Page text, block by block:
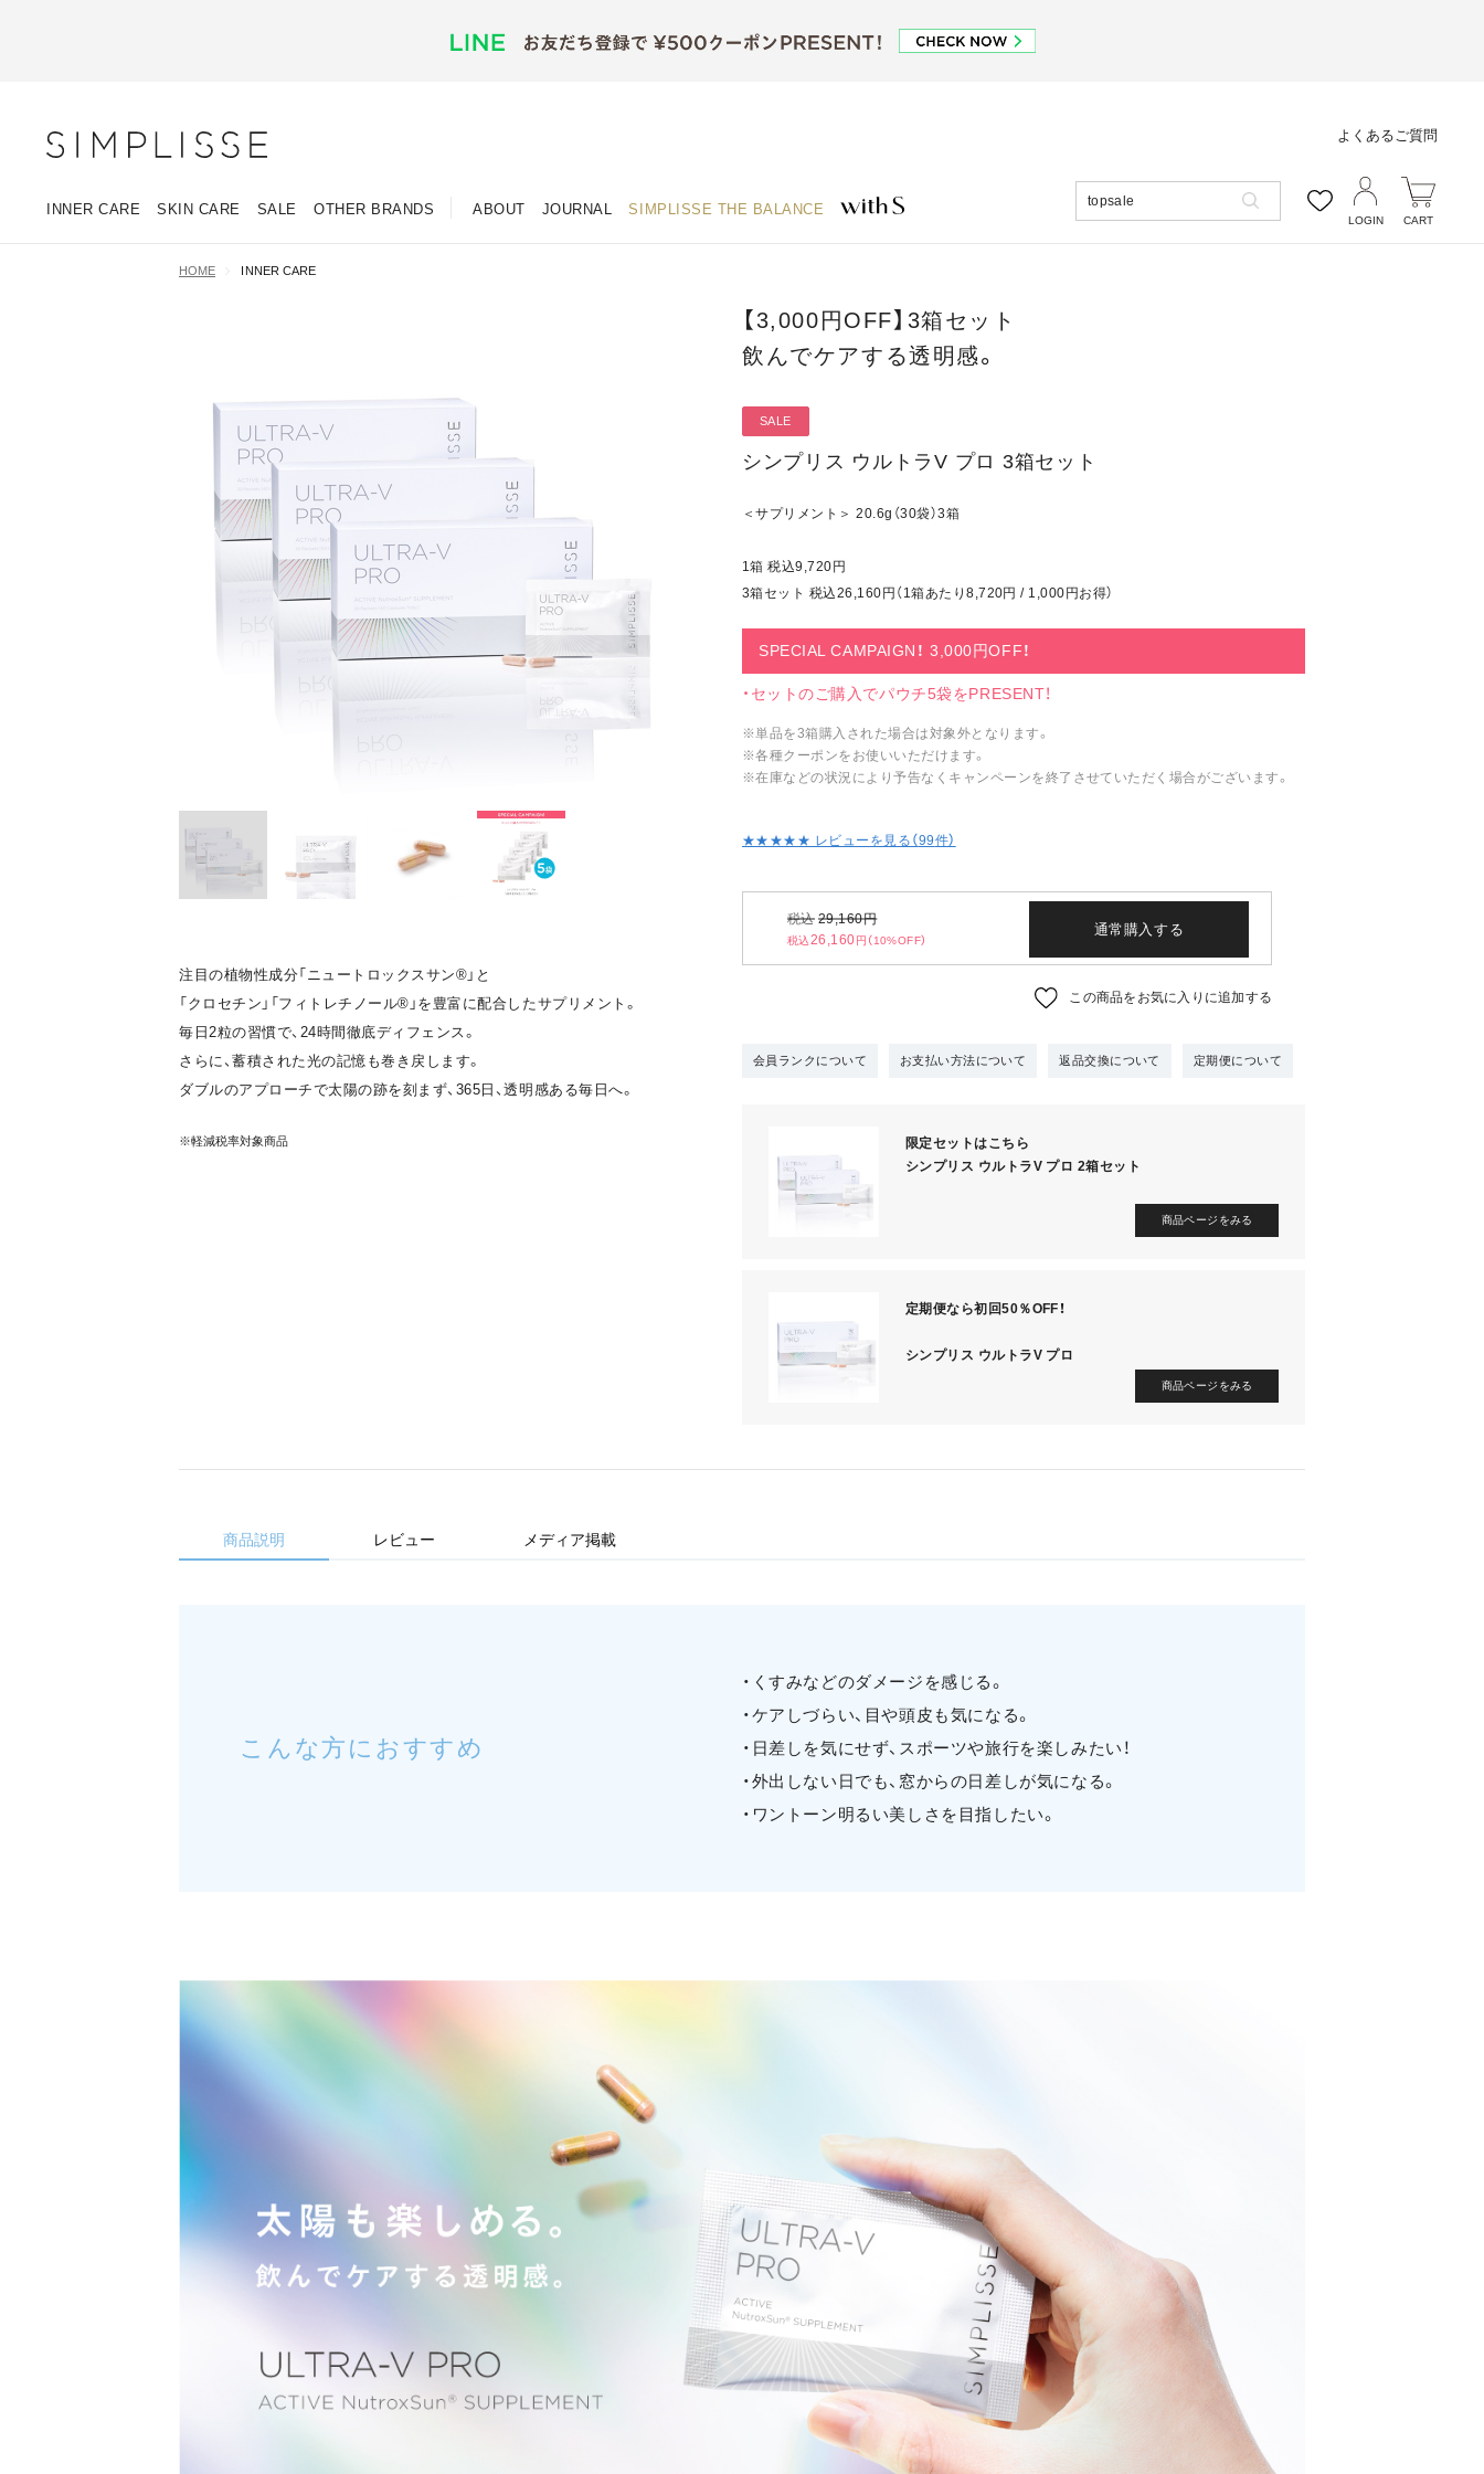
INNER CARE SKIN CARE SALE OTHER BRANDS ABOUT JOURNAL SIMPLISSE THE BALANCE
よくあるご質問
LOGIN CART
HOME INNER CARE
注目の植物性成分「ニュートロックスサン®」と
「クロセチン」「フィトレチノール®」を豊富に配合したサプリメント。
毎日2粒の習慣で、24時間徹底ディフェンス。
さらに、蓄積された光の記憶も巻き戻します。
ダブルのアプローチで太陽の跡を刻まず、365日、透明感ある毎日へ。
※軽減税率対象商品
【3,000円OFF】3箱セット
飲んでケアする透明感。
SALE
シンプリス ウルトラV プロ 3箱セット
＜サプリメント＞ 20.6g（30袋）3箱
1箱 税込9,720円
3箱セット 税込26,160円（1箱あたり8,720円 / 1,000円お得）
SPECIAL CAMPAIGN！ 3,000円OFF！
・セットのご購入でパウチ5袋をPRESENT！
※単品を3箱購入された場合は対象外となります。
※各種クーポンをお使いいただけます。
※在庫などの状況により予告なくキャンペーンを終了させていただく場合がございます。
★★★★★ レビューを見る（99件）
税込 29,160円
税込26,160円（10%OFF）
通常購入する
この商品をお気に入りに追加する
会員ランクについて お支払い方法について 返品交換について 定期便について
限定セットはこちら
シンプリス ウルトラV プロ 2箱セット
商品ページをみる
定期便なら初回50％OFF！
シンプリス ウルトラV プロ
商品ページをみる
商品説明 レビュー メディア掲載
こんな方におすすめ
・くすみなどのダメージを感じる。
・ケアしづらい、目や頭皮も気になる。
・日差しを気にせず、スポーツや旅行を楽しみたい！
・外出しない日でも、窓からの日差しが気になる。
・ワントーン明るい美しさを目指したい。